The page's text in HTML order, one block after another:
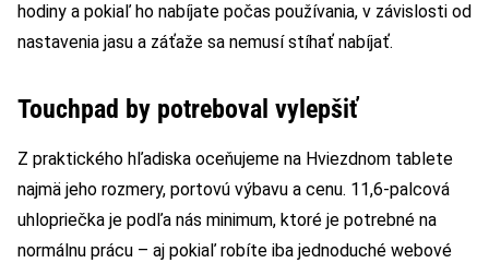
hodiny a pokiaľ ho nabíjate počas používania, v závislosti od
nastavenia jasu a záťaže sa nemusí stíhať nabíjať.
Touchpad by potreboval vylepšiť
Z praktického hľadiska oceňujeme na Hviezdnom tablete
najmä jeho rozmery, portovú výbavu a cenu. 11,6-palcová
uhlopriečka je podľa nás minimum, ktoré je potrebné na
normálnu prácu – aj pokiaľ robíte iba jednoduché webové